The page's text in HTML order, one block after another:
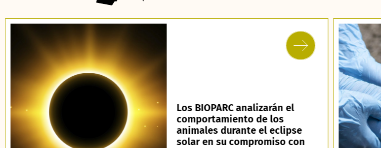
Los BIOPARC analizarán el
comportamiento de los
animales durante el eclipse
solar en su compromiso con